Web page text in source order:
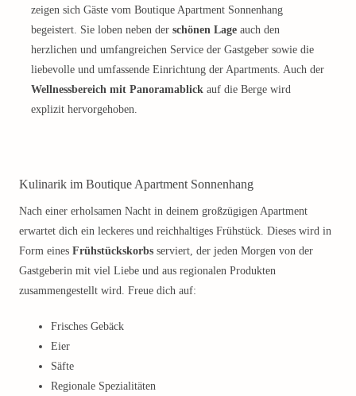
zeigen sich Gäste vom Boutique Apartment Sonnenhang
begeistert. Sie loben neben der schönen Lage auch den
herzlichen und umfangreichen Service der Gastgeber sowie die
liebevolle und umfassende Einrichtung der Apartments. Auch der
Wellnessbereich mit Panoramablick auf die Berge wird
explizit hervorgehoben.
Kulinarik im Boutique Apartment Sonnenhang
Nach einer erholsamen Nacht in deinem großzügigen Apartment
erwartet dich ein leckeres und reichhaltiges Frühstück. Dieses wird in
Form eines Frühstückskorbs serviert, der jeden Morgen von der
Gastgeberin mit viel Liebe und aus regionalen Produkten
zusammengestellt wird. Freue dich auf:
Frisches Gebäck
Eier
Säfte
Regionale Spezialitäten